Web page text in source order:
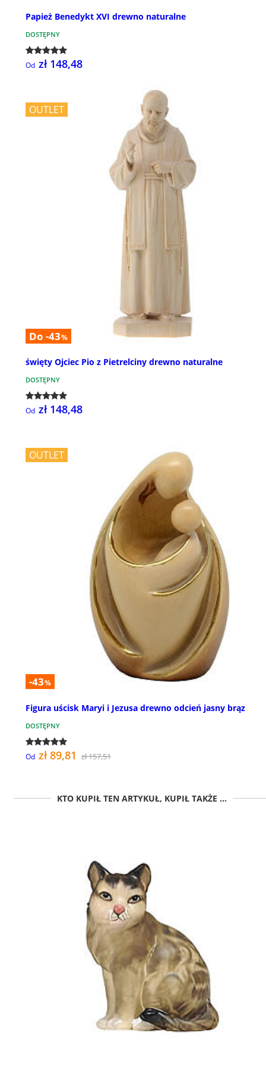
Papież Benedykt XVI drewno naturalne
DOSTĘPNY
Od zł 148,48
OUTLET
Do -43%
święty Ojciec Pio z Pietrelciny drewno naturalne
DOSTĘPNY
Od zł 148,48
OUTLET
-43%
Figura uścisk Maryi i Jezusa drewno odcień jasny brąz
DOSTĘPNY
Od zł 89,81 zł 157,51
KTO KUPIŁ TEN ARTYKUŁ, KUPIŁ TAKŻE ...